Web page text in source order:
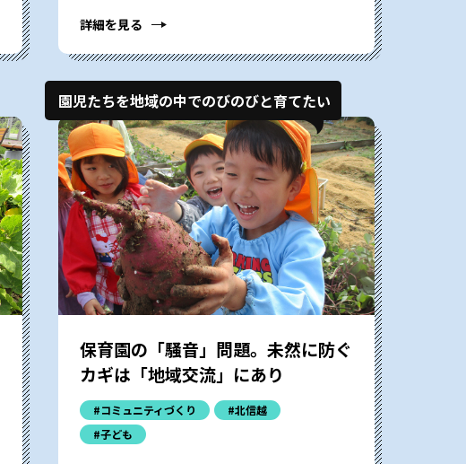
詳細を見る
園児たちを地域の中でのびのびと育てたい
保育園の「騒音」問題。未然に防ぐ
カギは「地域交流」にあり
#コミュニティづくり
#北信越
#子ども